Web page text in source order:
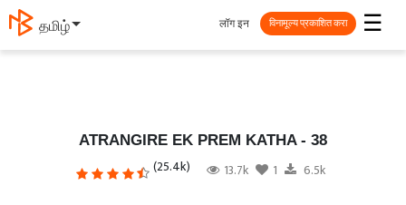
தமிழ் ☰
लॉग इन विनामूल्य प्रकाशित करा
ATRANGIRE EK PREM KATHA - 38
(25.4k) 13.7k 1 6.5k